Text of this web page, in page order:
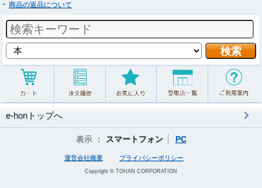
商品の返品について
e-honトップへ
表示 ： スマートフォン PC
運営会社概要 プライバシーポリシー
Copyright © TOHAN CORPORATION